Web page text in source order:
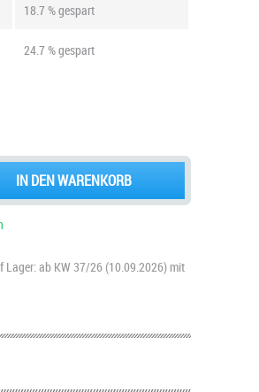
18.7 % gespart
24.7 % gespart
IN DEN WARENKORB
Lager: ab KW 37/26 (10.09.2026) mit